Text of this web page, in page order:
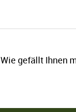
Wie gefällt Ihnen